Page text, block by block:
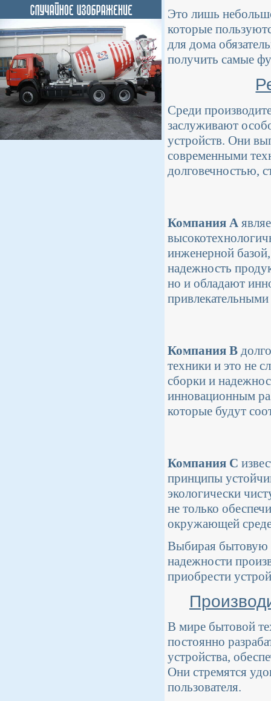
Это лишь
которые
для дома
получить самые
Среди
заслуживают
устройств. Они
современными
долговечностью,
Компания A
инженерной базой,
надежность
но и обладают
Компания B
техники и это не
сборки и
инновационным
которые будут
Компания C
принципы
экологически
не только
окружающей
Выбирая бытовую
надежности
приобрести
В мире бытовой
постоянно
устройства,
Они стремятся
пользователя.